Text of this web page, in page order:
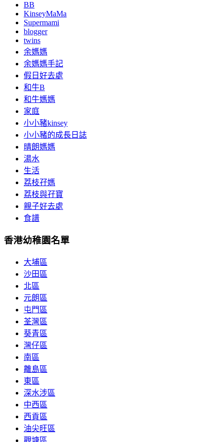
BB
KinseyMaMa
Supermami
blogger
twins
余媽媽
余媽媽手記
假日好去處
和牛B
和牛媽媽
家庭
小小豬kinsey
小小豬的成長日誌
晴朗媽媽
湯水
生活
荔枝孖媽
荔枝與孖寶
親子好去處
食譜
香港幼稚園名單
大埔區
沙田區
北區
元朗區
屯門區
荃灣區
葵青區
灣仔區
南區
離島區
東區
深水涉區
中西區
西貢區
油尖旺區
觀塘區